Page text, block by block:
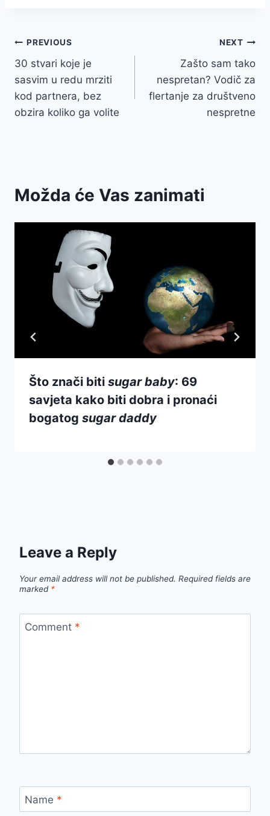
Post
navigation
PREVIOUS
30 stvari koje je
sasvim u redu mrziti
kod partnera, bez
obzira koliko ga volite
NEXT
Zašto sam tako
nespretan? Vodič za
flertanje za društveno
nespretne
Možda će Vas zanimati
Što znači biti sugar baby: 69
savjeta kako biti dobra i pronaći
bogatog sugar daddy
Leave a Reply
Your email address will not be published. Required fields are
marked *
Comment *
Name *